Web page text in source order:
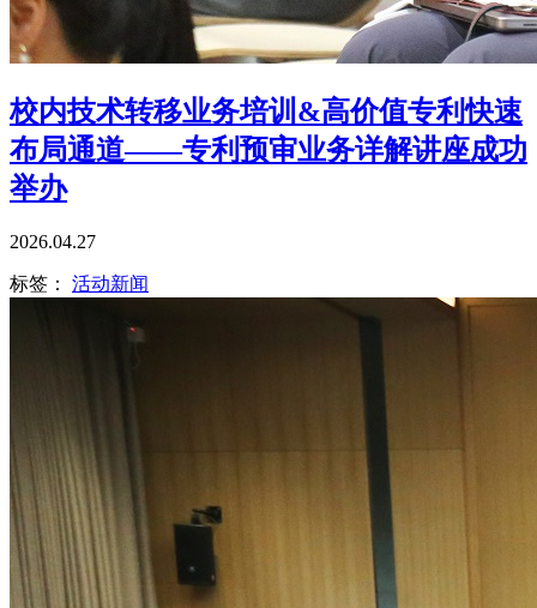
校内技术转移业务培训&高价值专利快速
布局通道——专利预审业务详解讲座成功
举办
2026.04.27
标签： 活动新闻